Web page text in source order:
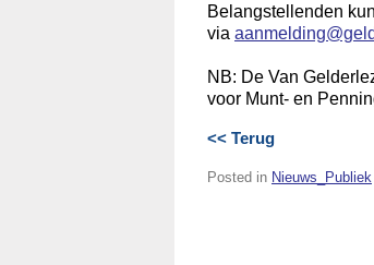
Belangstellenden
via
NB: De Van
voor Munt- en
<< Terug
Posted in Nieuws_Publiek